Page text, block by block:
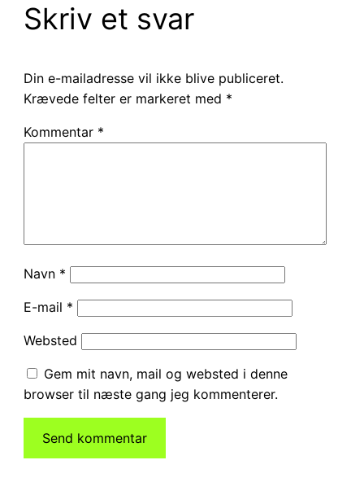
Skriv et svar
Din e-mailadresse vil ikke blive publiceret.
Krævede felter er markeret med *
Kommentar *
Navn *
E-mail *
Websted
Gem mit navn, mail og websted i denne
browser til næste gang jeg kommenterer.